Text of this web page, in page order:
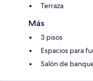
Terraza
Más
3 pisos
Espacios para
Salón de